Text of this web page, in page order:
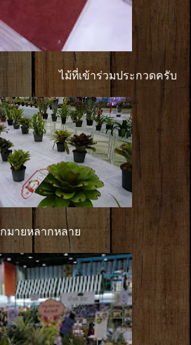
าร่วมประกวดครับ
มายหลากหลาย